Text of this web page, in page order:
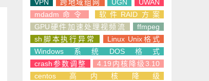
VPN 跨地域组网 UGN
UWAN
mdadm命令
软件RAID方案
GPU硬件加速处理视频流
ffmpeg
sh脚本执行异常
Linux Unix格式
Windows系统DOS格式
crash参数调整
4.19内核降级3.10
centos高内核降级